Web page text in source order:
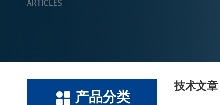
产品分类
技术文章